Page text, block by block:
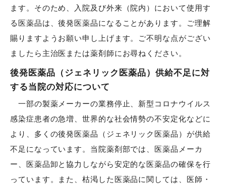
ます。そのため、入院及び外来（院内）において使用す
る医薬品は、後発医薬品になることがあります。ご理解
賜りますようお願い申し上げます。ご不明な点がござい
ましたら主治医または薬剤師にお尋ねください。
後発医薬品（ジェネリック医薬品）供給不足に対
する当院の対応について
一部の製薬メーカーの業務停止、新型コロナウイルス
感染症患者の急増、世界的な社会情勢の不安定化などに
より、多くの後発医薬品（ジェネリック医薬品）が供給
不足になっています。当院薬剤部では、医薬品メーカ
ー、医薬品卸と協力しながら安定的な医薬品の確保を行
っています。また、枯渇した医薬品に関しては、医師・